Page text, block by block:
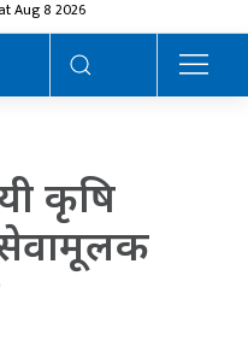
Aug 8 2026
कृषि